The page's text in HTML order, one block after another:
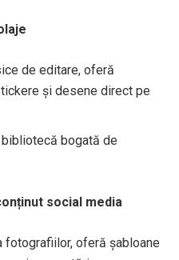
de editare, oferă
și desene direct pe
bogată de
social media
fotografiilor, oferă șabloane